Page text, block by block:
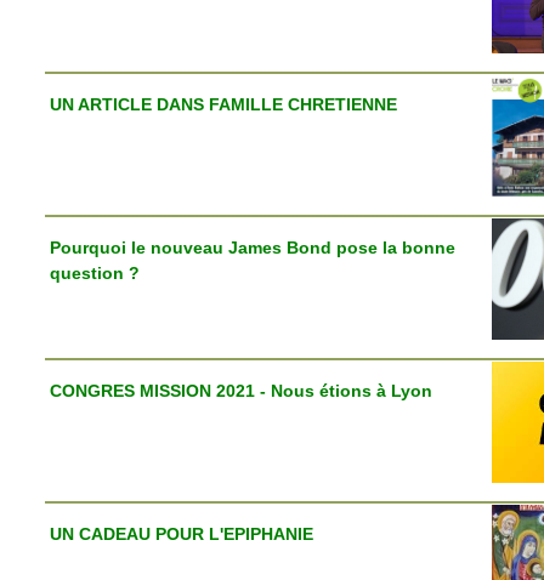
UN ARTICLE DANS FAMILLE CHRETIENNE
Pourquoi le nouveau James Bond pose la bonne
question ?
CONGRES MISSION 2021 - Nous étions à Lyon
UN CADEAU POUR L'EPIPHANIE